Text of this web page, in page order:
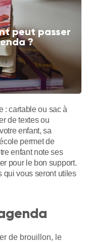
peut passer
?
: cartable ou sac à
de textes ou
enfant, sa
permet de
enfant note ses
pour le bon support.
qui vous seront utiles
de brouillon, le